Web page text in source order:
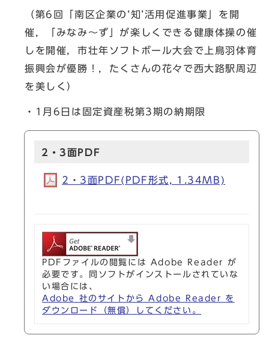
（第6回「南区企業の‘知’活用促進事業」を開
催，「みなみ～ず」が楽しくできる健康体操の催
しを開催，市壮年ソフトボール大会で上鳥羽体育
振興会が優勝！，たくさんの花々で西大路駅周辺
を美しく）
・1月6日は固定資産税第3期の納期限
2・3面PDF
2・3面PDF(PDF形式, 1.34MB)
PDFファイルの閲覧には Adobe Reader が
必要です。同ソフトがインストールされていな
い場合には、
Adobe 社のサイトから Adobe Reader を
ダウンロード（無償）してください。